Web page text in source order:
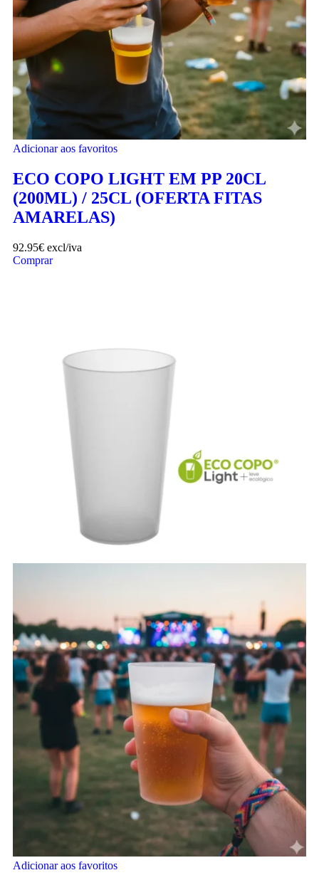
Adicionar aos favoritos
ECO COPO LIGHT EM PP 20CL
(200ML) / 25CL (OFERTA FITAS
AMARELAS)
92.95€ excl/iva
Comprar
Adicionar aos favoritos